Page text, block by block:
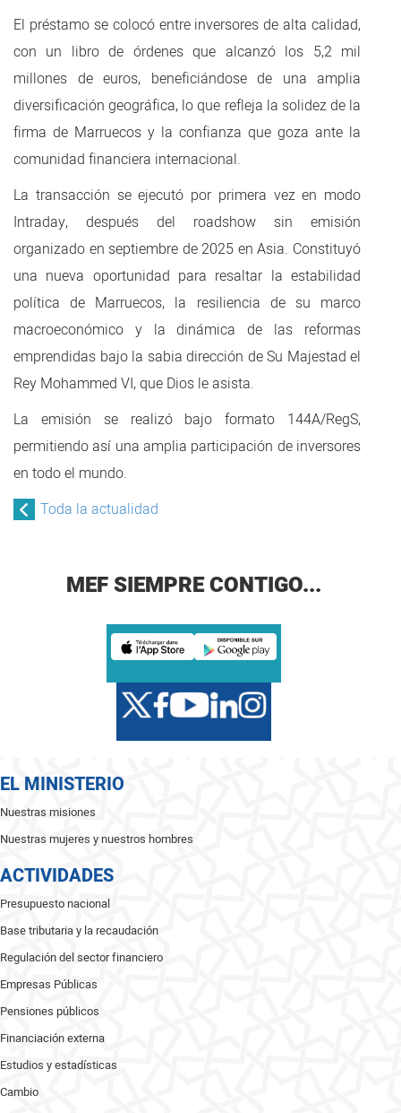
El préstamo se colocó entre inversores de alta calidad,
con un libro de órdenes que alcanzó los 5,2 mil
millones de euros, beneficiándose de una amplia
diversificación geográfica, lo que refleja la solidez de la
firma de Marruecos y la confianza que goza ante la
comunidad financiera internacional.
La transacción se ejecutó por primera vez en modo
Intraday, después del roadshow sin emisión
organizado en septiembre de 2025 en Asia. Constituyó
una nueva oportunidad para resaltar la estabilidad
política de Marruecos, la resiliencia de su marco
macroeconómico y la dinámica de las reformas
emprendidas bajo la sabia dirección de Su Majestad el
Rey Mohammed VI, que Dios le asista.
La emisión se realizó bajo formato 144A/RegS,
permitiendo así una amplia participación de inversores
en todo el mundo.
Toda la actualidad
MEF SIEMPRE CONTIGO...
EL MINISTERIO
Nuestras misiones
Nuestras mujeres y nuestros hombres
ACTIVIDADES
Presupuesto nacional
Base tributaria y la recaudación
Regulación del sector financiero
Empresas Públicas
Pensiones públicos
Financiación externa
Estudios y estadísticas
Cambio